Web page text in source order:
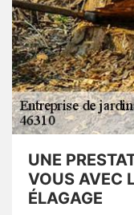
UNE
VOUS AVEC
ÉLAGAGE